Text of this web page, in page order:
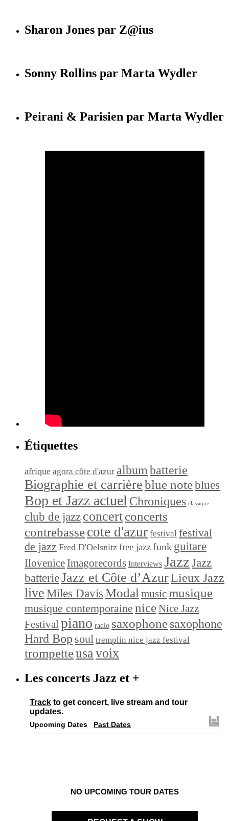
Sharon Jones par Z@ius
Sonny Rollins par Marta Wydler
Peirani & Parisien par Marta Wydler
Étiquettes
afrique agora côte d'azur album batterie
Biographie et carrièreblue noteblues
Bop et Jazz actuel Chroniques classique
club de jazz concertconcerts
contrebassecote d'azur festival festival
de jazz Fred D'Oelsnitz free jazzfunk guitare
Ilovenice Imagorecords Interviews Jazz Jazz
batterieJazz et Côte d’AzurLieux Jazz
live Miles Davis Modal musicmusique
musique contemporaine niceNice Jazz
Festivalpiano radio saxophonesaxophone
Hard Bop soul tremplin nice jazz festival
trompetteusavoix
Les concerts Jazz et +
Track to get concert, live stream and tour
updates.
Upcoming Dates Past Dates
NO UPCOMING TOUR DATES